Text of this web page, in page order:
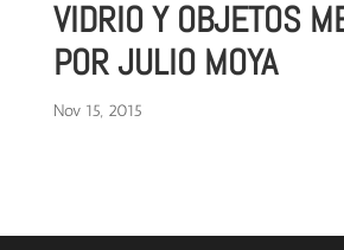
VIDRIO Y OBJETOS
POR JULIO MOYA
Nov 15, 2015